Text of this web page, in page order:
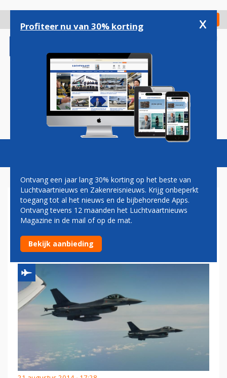
gaan
Check in
Magazine Podcasts Vacatures
F-16'S IN ACTIE OM
RUSSISCHE
BOMMENWERPERS
Profiteer nu van 30% korting x
Ontvang een jaar lang 30% korting op het beste van
Luchtvaartnieuws en Zakenreisnieuws. Krijg onbeperkt
toegang tot al het nieuws en de bijbehorende Apps.
Ontvang tevens 12 maanden het Luchtvaartnieuws
Magazine in de mail of op de mat.
Bekijk aanbieding